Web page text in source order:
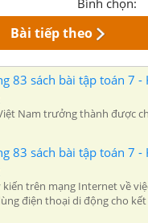
Bài tiếp theo
83 sách bài tập toán 7 -
Nam trưởng thành được
83 sách bài tập toán 7 -
trên mạng Internet về
điện thoại di động cho